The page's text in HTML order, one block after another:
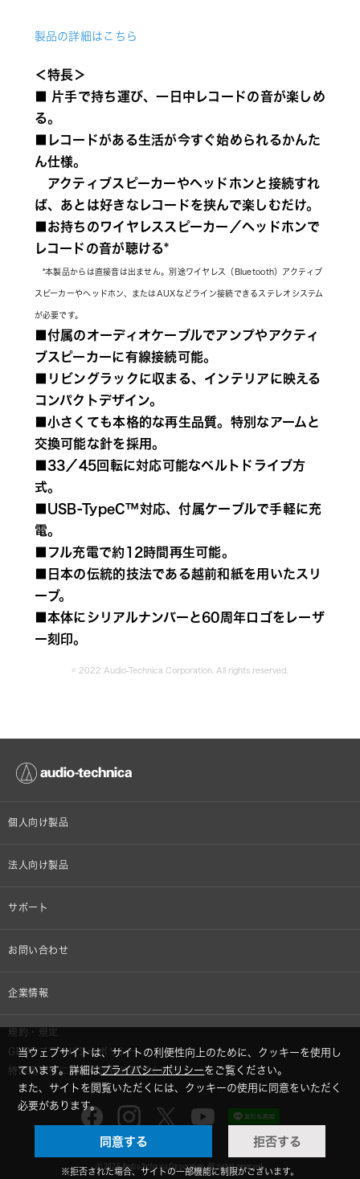
製品の詳細はこちら
＜特長＞
■ 片手で持ち運び、一日中レコードの音が楽しめ
る。
■レコードがある生活が今すぐ始められるかんた
ん仕様。
アクティブスピーカーやヘッドホンと接続すれ
ば、あとは好きなレコードを挟んで楽しむだけ。
■お持ちのワイヤレススピーカー／ヘッドホンで
レコードの音が聴ける*
*本製品からは直接音は出ません。別途ワイヤレス（Bluetooth）アクティブ
スピーカーやヘッドホン、またはAUXなどライン接続できるステレオシステム
が必要です。
■付属のオーディオケーブルでアンプやアクティ
ブスピーカーに有線接続可能。
■リビングラックに収まる、インテリアに映える
コンパクトデザイン。
■小さくても本格的な再生品質。特別なアームと
交換可能な針を採用。
■33／45回転に対応可能なベルトドライブ方
式。
■USB-TypeC™対応、付属ケーブルで手軽に充
電。
■フル充電で約12時間再生可能。
■日本の伝統的技法である越前和紙を用いたスリ
ーブ。
■本体にシリアルナンバーと60周年ロゴをレーザ
ー刻印。
© 2022 Audio-Technica Corporation. All rights reserved.
個人向け製品
オンラインストア限定
車載製品
部品/付属品
法人向け製品
設備音響機器
半導体レーザー応用製品
サポート
個人向け製品サポート
お問い合わせ
その他、メディア 取材関連等のお問い合わせ
企業情報
株式会社オーディオテクニカ
採用情報
GLOBAL-オーディオテクニカ
audio-technica MIMIO
規約・規定
GDPRプライバシーポリシー
特定商取引に関する法律に基づく表示
© 2026 Audio-Technica Corporation. All rights reserved.
当ウェブサイトは、サイトの利便性向上のために、クッキーを使用し
ています。詳細はプライバシーポリシーをご覧ください。
また、サイトを閲覧いただくには、クッキーの使用に同意をいただく
必要があります。
同意する 拒否する
※拒否された場合、サイトの一部機能に制限がございます。